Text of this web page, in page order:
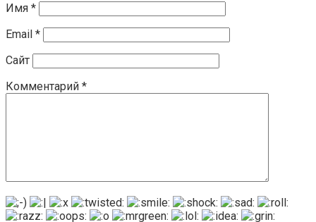
Имя *
Email *
Сайт
Комментарий *